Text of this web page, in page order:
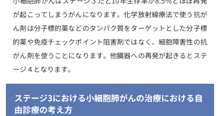
が起こってしまうがんになります。化学放射線療法で使う抗が
ん剤は分子標的薬などのタンパク質をターゲットとした分子標
的薬や免疫チェックポイント阻害剤ではなく、細胞障害性の抗
がん剤を使うことになります。他臓器への再発が起きるとステ
ージ４となります。
ステージ3における小細胞肺がんの治療における自
由診療の考え方